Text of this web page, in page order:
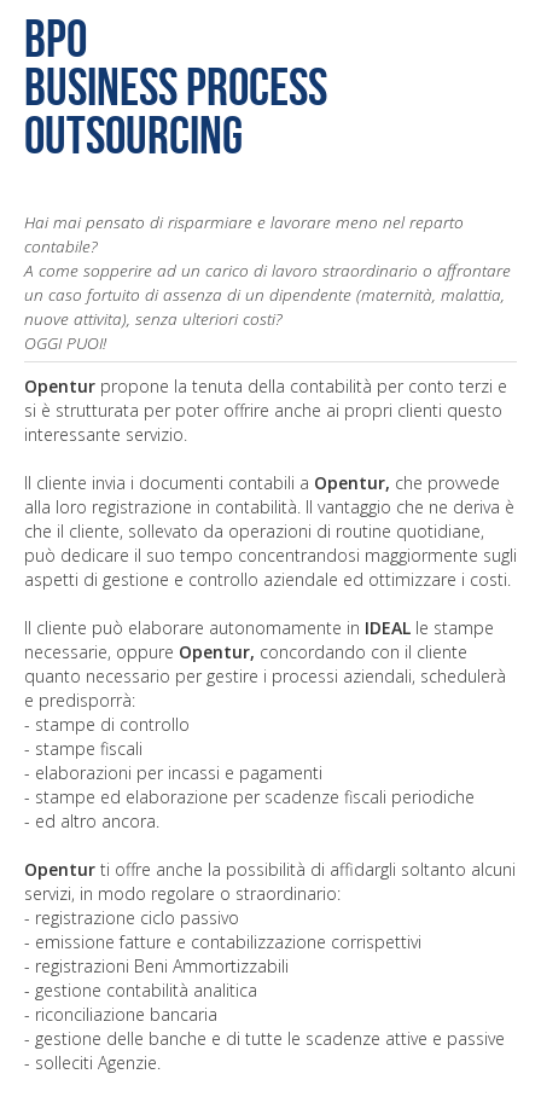
BPO
business process
outsourcing
Hai mai pensato di risparmiare e lavorare meno nel reparto
contabile?
A come sopperire ad un carico di lavoro straordinario o affrontare
un caso fortuito di assenza di un dipendente (maternità, malattia,
nuove attivita), senza ulteriori costi?
OGGI PUOI!
Opentur propone la tenuta della contabilità per conto terzi e
si è strutturata per poter offrire anche ai propri clienti questo
interessante servizio.
Il cliente invia i documenti contabili a Opentur, che provvede
alla loro registrazione in contabilità. Il vantaggio che ne deriva è
che il cliente, sollevato da operazioni di routine quotidiane,
può dedicare il suo tempo concentrandosi maggiormente sugli
aspetti di gestione e controllo aziendale ed ottimizzare i costi.
Il cliente può elaborare autonomamente in IDEAL le stampe
necessarie, oppure Opentur, concordando con il cliente
quanto necessario per gestire i processi aziendali, schedulerà
e predisporrà:
- stampe di controllo
- stampe fiscali
- elaborazioni per incassi e pagamenti
- stampe ed elaborazione per scadenze fiscali periodiche
- ed altro ancora.
Opentur ti offre anche la possibilità di affidargli soltanto alcuni
servizi, in modo regolare o straordinario:
- registrazione ciclo passivo
- emissione fatture e contabilizzazione corrispettivi
- registrazioni Beni Ammortizzabili
- gestione contabilità analitica
- riconciliazione bancaria
- gestione delle banche e di tutte le scadenze attive e passive
- solleciti Agenzie.